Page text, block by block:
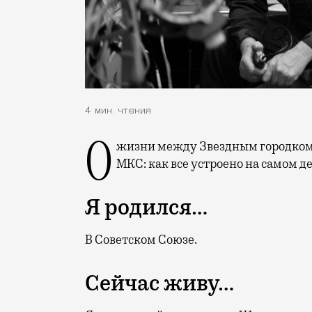
4 мин. чтения
О жизни между Звездным городком и Королевом и о выходе своей книги «Космос и МКС: как все устроено на самом
Я родился…
В Советском Союзе.
Сейчас живу…